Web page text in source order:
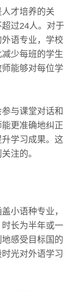
才培养的关
过24人。对于
语专业，学校
少每班的学生
能够对每位学
与课堂对话和
更准确地纠正
学习成果。这
注的。
小语种专业，
长为半年或一
感受目标国的
光对外语学习